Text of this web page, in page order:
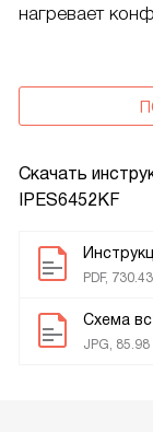
Скачать
IPES6452KF
PDF,
Схема
JPG, 85.98
нагревает